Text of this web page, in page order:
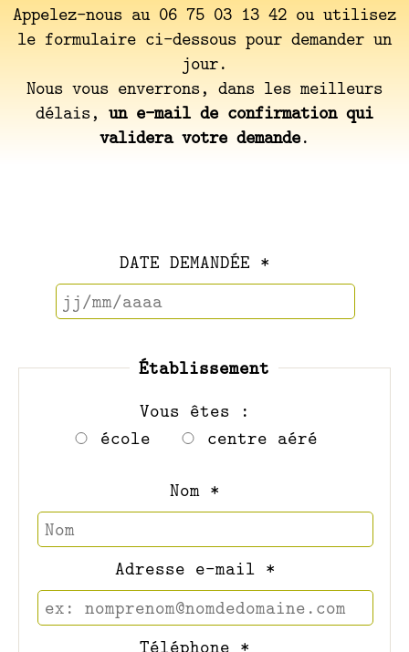
Appelez-nous au 06 75 03 13 42 ou utilisez
le formulaire ci-dessous pour demander un
jour.
Nous vous enverrons, dans les meilleurs
délais, un e-mail de confirmation qui
validera votre demande.
DATE DEMANDÉE *
Établissement
Vous êtes :
école
centre aéré
Nom *
Adresse e-mail *